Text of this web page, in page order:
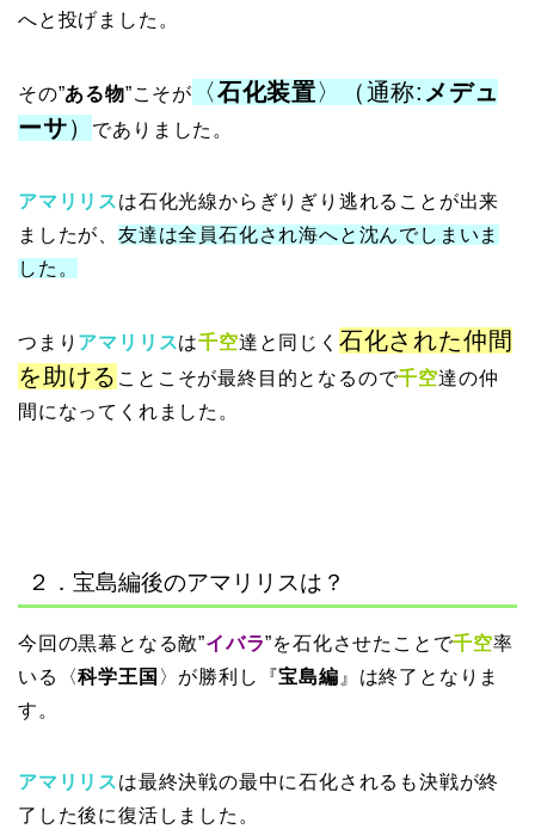
へと投げました。
その”ある物”こそが 〈石化装置〉（通称: メデュ
ーサ） でありました。
アマリリスは石化光線からぎりぎり逃れることが出来
ましたが、 友達は全員石化され海へと沈んでしまいま
した。
つまり アマリリスは千空達と同じく 石化された仲間
を助ける ことこそが最終目的となるので千空達の仲
間になってくれました。
２．宝島編後のアマリリスは？
今回の黒幕となる敵”イバラ”を石化させたことで千空率
いる〈科学王国 〉が勝利し『宝島編 』は終了となりま
す。
アマリリスは最終決戦の最中に石化されるも決戦が終
了した後に復活しました。